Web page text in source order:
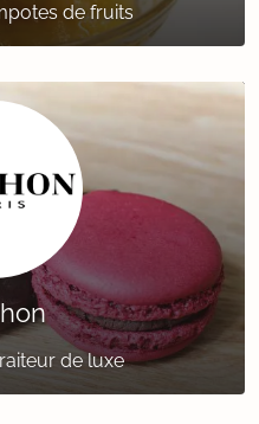
de fruits
de luxe